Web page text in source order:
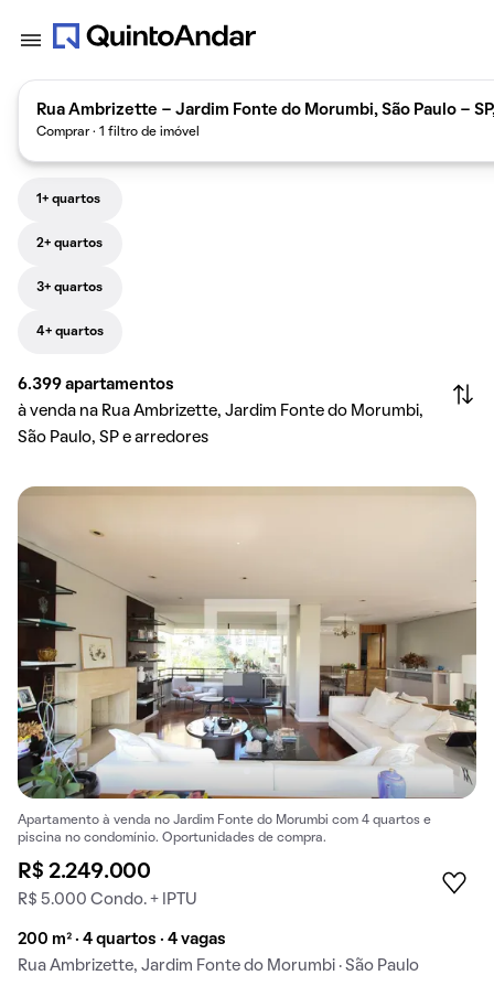
Rua Ambrizette - Jardim Fonte do Morumbi, São Paulo -
Comprar · 1 filtro de imóvel
1+ quartos
2+ quartos
3+ quartos
4+ quartos
6.399 apartamentos
à venda na Rua Ambrizette, Jardim Fonte do Morumbi,
São Paulo, SP e arredores
Apartamento à venda no Jardim Fonte do Morumbi com 4 quartos e
piscina no condomínio. Oportunidades de compra.
R$ 2.249.000
R$ 5.000 Condo. + IPTU
200 m² · 4 quartos · 4 vagas
Rua Ambrizette, Jardim Fonte do Morumbi · São Paulo